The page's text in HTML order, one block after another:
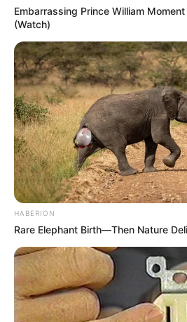
Quermania folgen:
Suchen:
Auf einigen Seiten dieses
Angebote integriert. Wenn etwas
gekauft wird, ist das eine
dadurch der Preis ändert.
Embarrassing Prince William
(Watch)
HABERION
Rare Elephant Birth—Then Nature